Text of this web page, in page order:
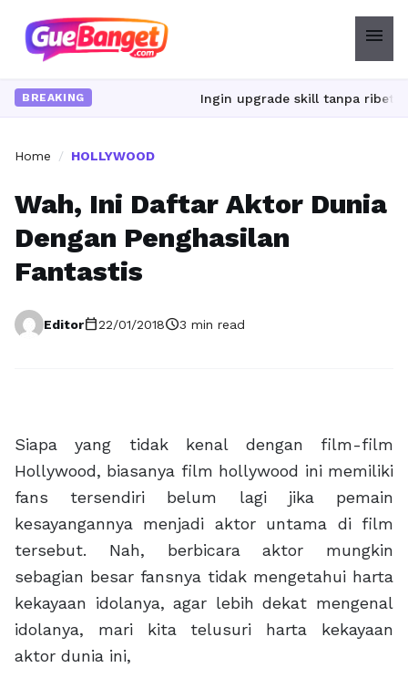
menu
BREAKING Ingin upgrade skill tanpa ribet? Temukan
Home / HOLLYWOOD
Wah, Ini Daftar Aktor Dunia
Dengan Penghasilan
Fantastis
Editorcalendar_today22/01/2018schedule3 min read
Siapa yang tidak kenal dengan film-film
Hollywood, biasanya film hollywood ini memiliki
fans tersendiri belum lagi jika pemain
kesayangannya menjadi aktor untama di film
tersebut. Nah, berbicara aktor mungkin
sebagian besar fansnya tidak mengetahui harta
kekayaan idolanya, agar lebih dekat mengenal
idolanya, mari kita telusuri harta kekayaan
aktor dunia ini,